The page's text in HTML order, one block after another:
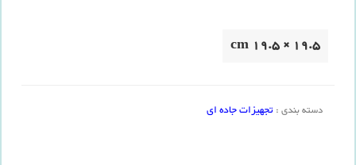
19.5 × 19.5 cm
دسته بندی : تجهیزات جاده ای